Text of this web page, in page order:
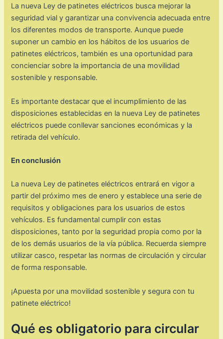
La nueva Ley de patinetes eléctricos busca mejorar la
seguridad vial y garantizar una convivencia adecuada entre
los diferentes modos de transporte. Aunque puede
suponer un cambio en los hábitos de los usuarios de
patinetes eléctricos, también es una oportunidad para
concienciar sobre la importancia de una movilidad
sostenible y responsable.
Es importante destacar que el incumplimiento de las
disposiciones establecidas en la nueva Ley de patinetes
eléctricos puede conllevar sanciones económicas y la
retirada del vehículo.
En conclusión
La nueva Ley de patinetes eléctricos entrará en vigor a
partir del próximo mes de enero y establece una serie de
requisitos y obligaciones para los usuarios de estos
vehículos. Es fundamental cumplir con estas
disposiciones, tanto por la seguridad propia como por la
de los demás usuarios de la vía pública. Recuerda siempre
utilizar casco, respetar las normas de circulación y circular
de forma responsable.
¡Apuesta por una movilidad sostenible y segura con tu
patinete eléctrico!
Qué es obligatorio para circular